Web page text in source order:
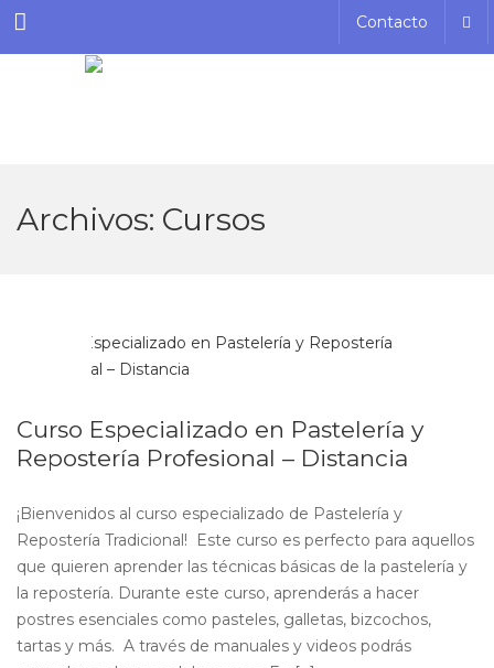
Menu Contacto
Archivos: Cursos
Curso Especializado en Pastelería y
Repostería Profesional – Distancia
¡Bienvenidos al curso especializado de Pastelería y
Repostería Tradicional! Este curso es perfecto para aquellos
que quieren aprender las técnicas básicas de la pastelería y
la repostería. Durante este curso, aprenderás a hacer
postres esenciales como pasteles, galletas, bizcochos,
tartas y más. A través de manuales y videos podrás